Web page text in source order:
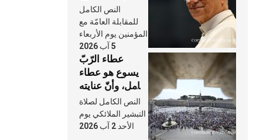
وكلّ يوم، هما
النَّفَس في حياة
الكنيسة
النص الكامل
للمقابلة العامّة مع
المؤمنين يوم الأربعاء
5 آب 2026
عطاء الرّبّ
يسوع هو عطاء
شامل، وأنّ عنايته
بنا لا تغيب عنّا
أبدًا
النص الكامل لصلاة
التبشير الملائكي يوم
الأحد 2 آب 2026